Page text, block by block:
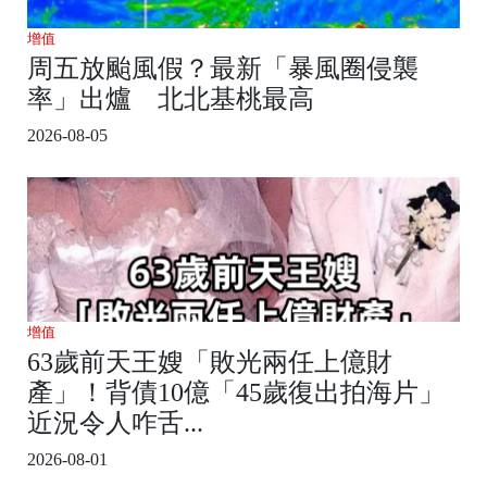
增值
周五放颱風假？最新「暴風圈侵襲
率」出爐 北北基桃最高
2026-08-05
增值
63歲前天王嫂「敗光兩任上億財
產」！背債10億「45歲復出拍海片」
近況令人咋舌...
2026-08-01